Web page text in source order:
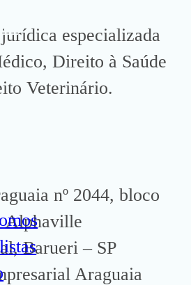
especializada
Direito à Saúde
Veterinário.
nº 2044, bloco
Alphaville
Barueri – SP
Araguaia